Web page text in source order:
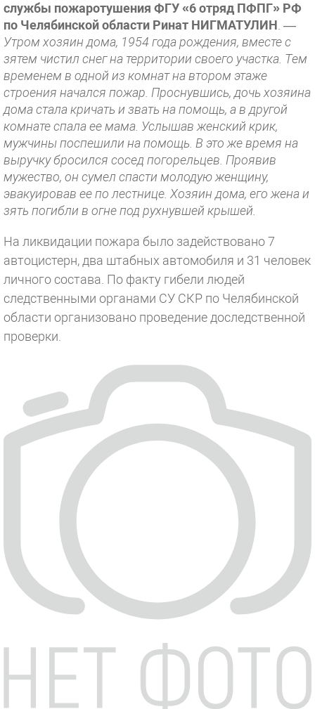
службы пожаротушения ФГУ «6 отряд ПФПГ» РФ
по Челябинской области Ринат НИГМАТУЛИН . —
Утром хозяин дома, 1954 года рождения, вместе с
зятем чистил снег на территории своего участка. Тем
временем в одной из комнат на втором этаже
строения начался пожар. Проснувшись, дочь хозяина
дома стала кричать и звать на помощь, а в другой
комнате спала ее мама. Услышав женский крик,
мужчины поспешили на помощь. В это же время на
выручку бросился сосед погорельцев. Проявив
мужество, он сумел спасти молодую женщину,
эвакуировав ее по лестнице. Хозяин дома, его жена и
зять погибли в огне под рухнувшей крышей.
На ликвидации пожара было задействовано 7
автоцистерн, два штабных автомобиля и 31 человек
личного состава. По факту гибели людей
следственными органами СУ СКР по Челябинской
области организовано проведение доследственной
проверки.